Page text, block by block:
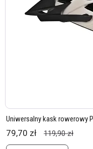
Uniwersalny kask rowerowy
79,70 zł 119,90 zł